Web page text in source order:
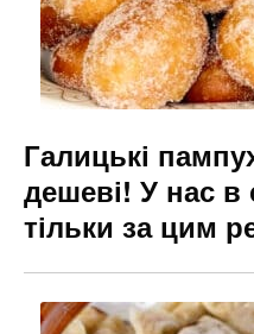
Галицькі
дешеві! У нас в
тільки за цим